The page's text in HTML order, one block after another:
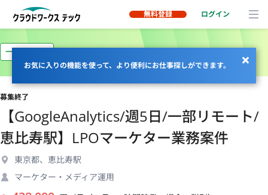
無料登録 ログイン
お気に入りの機能を使って、より便利にお仕事探しができます。
一部リモート
募集終了
【GoogleAnalytics/週5日/一部リモート/
恵比寿駅】LPOマーケター業務案件
東京都、恵比寿駅
マーケター・メディア運用